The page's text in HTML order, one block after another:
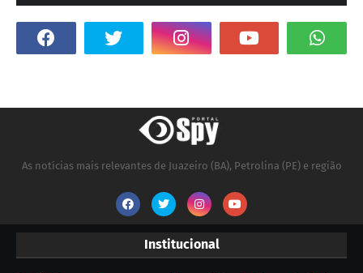
As notícias mais relevantes de Juazeiro (BA), Petrolina (PE) e região
Institucional